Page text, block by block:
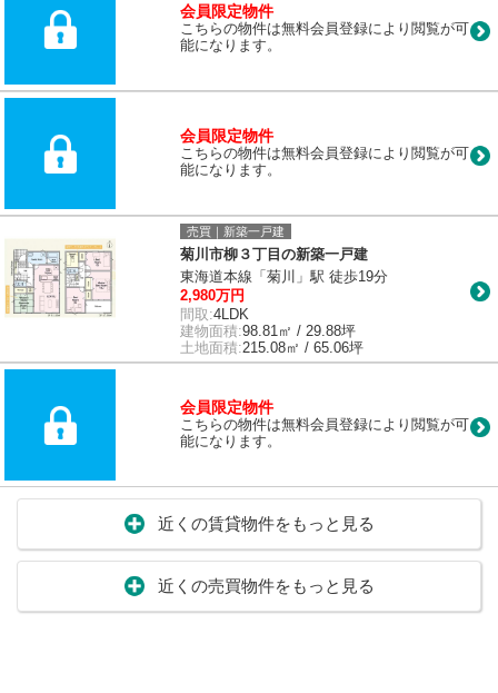
会員限定物件
こちらの物件は無料会員登録により閲覧が可
能になります。
会員限定物件
こちらの物件は無料会員登録により閲覧が可
能になります。
売買｜新築一戸建
菊川市柳３丁目の新築一戸建
東海道本線「菊川」駅 徒歩19分
2,980万円
間取:4LDK
建物面積:98.81㎡ / 29.88坪
土地面積:215.08㎡ / 65.06坪
会員限定物件
こちらの物件は無料会員登録により閲覧が可
能になります。
近くの賃貸物件をもっと見る
近くの売買物件をもっと見る